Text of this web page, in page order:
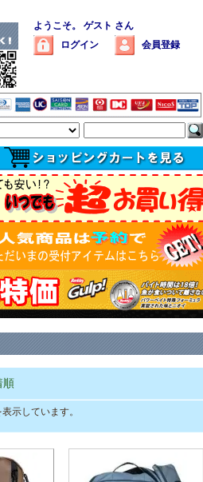
ようこそ。 ゲスト さん
ログイン
会員登録
順
示しています。